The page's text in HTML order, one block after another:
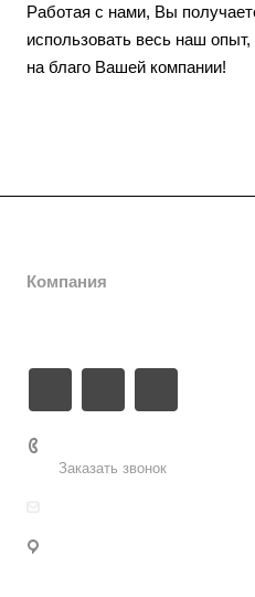
Работая с нами, Вы
использовать весь наш
на благо Вашей компании!
Компания
Заказать звонок